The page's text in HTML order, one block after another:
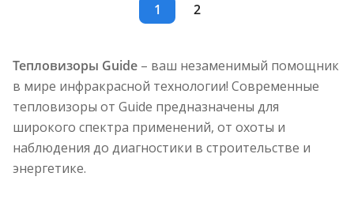
1 2
Тепловизоры Guide – ваш незаменимый помощник
в мире инфракрасной технологии! Современные
тепловизоры от Guide предназначены для
широкого спектра применений, от охоты и
наблюдения до диагностики в строительстве и
энергетике.